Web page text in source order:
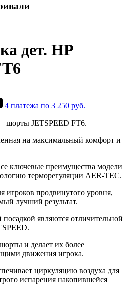
дет. HP
4 платежа по 3 250 руб.
–шорты JETSPEED FT6.
на максимальный комфорт и
ключевые преимущества модели
терморегуляции AER-TEC.
игроков продвинутого уровня,
лучший результат.
являются отличительной
и делает их более
движения игрока.
циркуляцию воздуха для
испарения накопившейся